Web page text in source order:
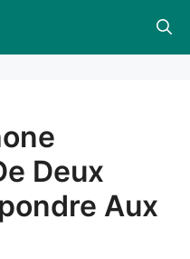
Deux
Aux